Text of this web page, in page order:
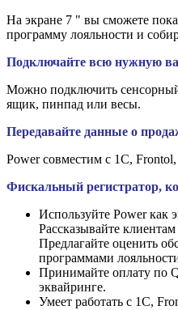
На экране 7 " вы сможете
программу лояльности и
Подключайте всю нужную
Можно подключить
ящик, пинпад или весы.
Передавайте данные о
Power совместим с 1С,
Фискальный регистратор,
Используйте Power как
Рассказывайте
Предлагайте оценить
программами
Принимайте оплату по
эквайринге.
Умеет работать с 1С,